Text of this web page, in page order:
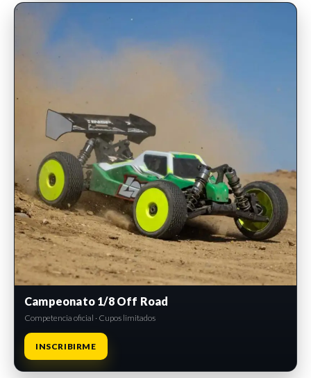
INSCRIPCIONES ABIERTAS
Campeonato 1/8 Off Road
Competencia oficial · Cupos limitados
INSCRIBIRME